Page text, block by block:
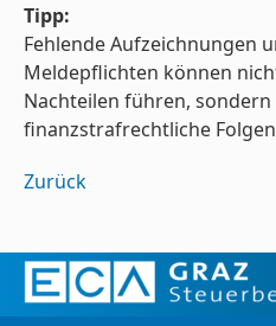
Tipp:
Fehlende Aufzeichnungen
Meldepflichten können
Nachteilen führen, sondern
finanzstrafrechtliche
Zurück